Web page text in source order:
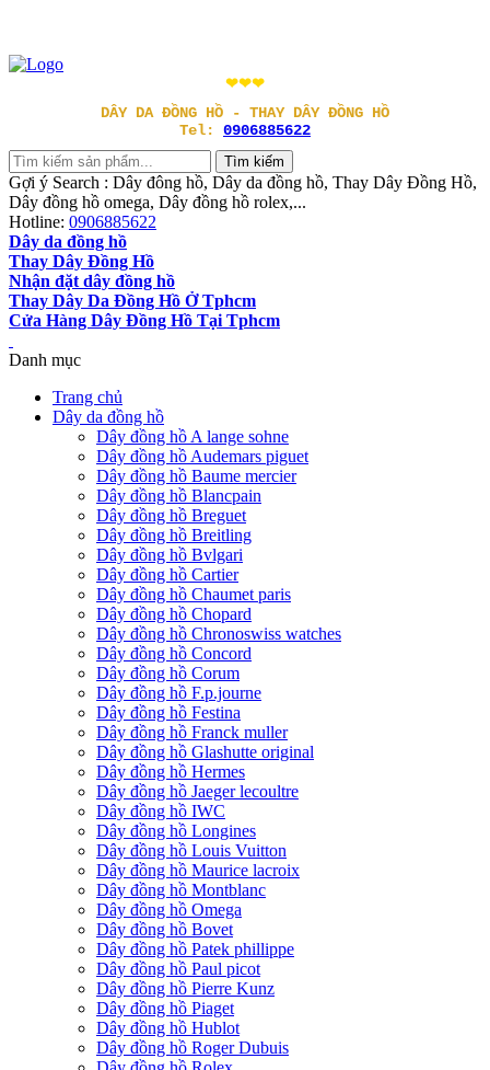
❤❤❤
DÂY DA ĐỒNG HỒ - THAY DÂY ĐỒNG HỒ
Tel: 0906885622
Gợi ý Search : Dây đông hồ, Dây da đồng hồ, Thay Dây Đồng Hồ,
Dây đồng hồ omega, Dây đồng hồ rolex,...
Hotline: 0906885622
Dây da đồng hồ
Thay Dây Đồng Hồ
Nhận đặt dây đồng hồ
Thay Dây Da Đồng Hồ Ở Tphcm
Cửa Hàng Dây Đồng Hồ Tại Tphcm
Danh mục
Trang chủ
Dây da đồng hồ
Dây đồng hồ A lange sohne
Dây đồng hồ Audemars piguet
Dây đồng hồ Baume mercier
Dây đồng hồ Blancpain
Dây đồng hồ Breguet
Dây đồng hồ Breitling
Dây đồng hồ Bvlgari
Dây đồng hồ Cartier
Dây đồng hồ Chaumet paris
Dây đồng hồ Chopard
Dây đồng hồ Chronoswiss watches
Dây đồng hồ Concord
Dây đồng hồ Corum
Dây đồng hồ F.p.journe
Dây đồng hồ Festina
Dây đồng hồ Franck muller
Dây đồng hồ Glashutte original
Dây đồng hồ Hermes
Dây đồng hồ Jaeger lecoultre
Dây đồng hồ IWC
Dây đồng hồ Longines
Dây đồng hồ Louis Vuitton
Dây đồng hồ Maurice lacroix
Dây đồng hồ Montblanc
Dây đồng hồ Omega
Dây đồng hồ Bovet
Dây đồng hồ Patek phillippe
Dây đồng hồ Paul picot
Dây đồng hồ Pierre Kunz
Dây đồng hồ Piaget
Dây đồng hồ Hublot
Dây đồng hồ Roger Dubuis